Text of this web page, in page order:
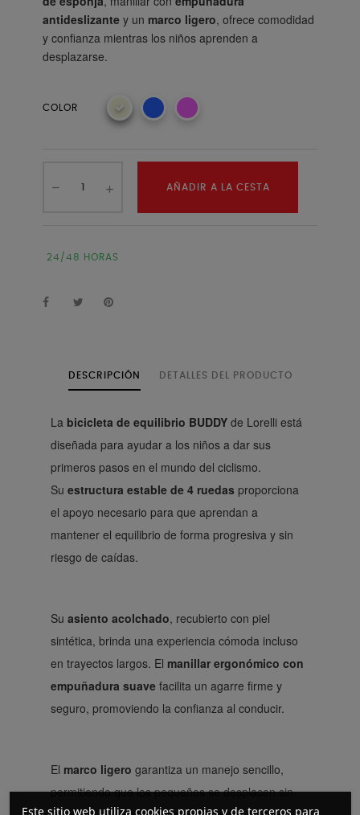
antideslizante y un marco ligero, ofrece comodidad
y confianza mientras los niños aprenden a
desplazarse.
COLOR
AÑADIR A LA CESTA
24/48 HORAS
DESCRIPCIÓN DETALLES DEL PRODUCTO
La bicicleta de equilibrio BUDDY de Lorelli está
diseñada para ayudar a los niños a dar sus
primeros pasos en el mundo del ciclismo.
Su estructura estable de 4 ruedas proporciona
el apoyo necesario para que aprendan a
mantener el equilibrio de forma progresiva y sin
riesgo de caídas.
Su asiento acolchado, recubierto con piel
sintética, brinda una experiencia cómoda incluso
en trayectos largos. El manillar ergonómico con
empuñadura suave facilita un agarre firme y
seguro, promoviendo la confianza al conducir.
El marco ligero garantiza un manejo sencillo,
permitiendo que los pequeños se desplacen sin
Este sitio web utiliza cookies propias y de terceros para